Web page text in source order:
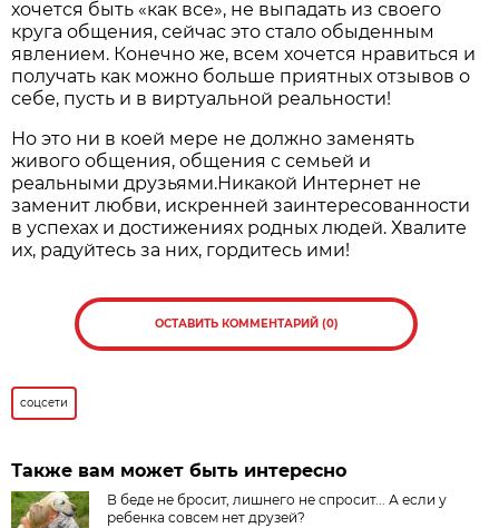
хочется быть «как все», не выпадать из своего
круга общения, сейчас это стало обыденным
явлением. Конечно же, всем хочется нравиться и
получать как можно больше приятных отзывов о
себе, пусть и в виртуальной реальности!
Но это ни в коей мере не должно заменять
живого общения, общения с семьей и
реальными друзьями.Никакой Интернет не
заменит любви, искренней заинтересованности
в успехах и достижениях родных людей. Хвалите
их, радуйтесь за них, гордитесь ими!
ОСТАВИТЬ КОММЕНТАРИЙ (0)
соцсети
Также вам может быть интересно
В беде не бросит, лишнего не спросит... А если у
ребенка совсем нет друзей?